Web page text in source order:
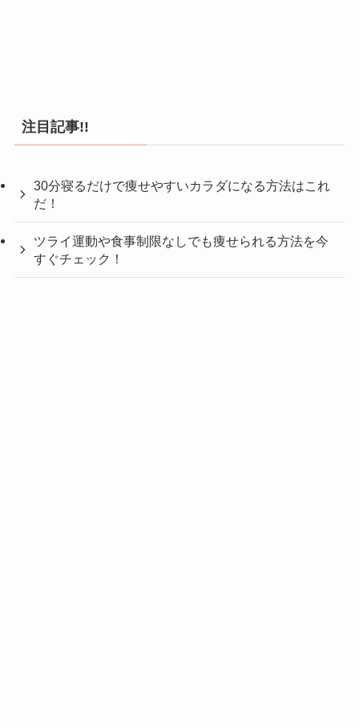
注目記事!!
30分寝るだけで痩せやすいカラダになる方法はこれ
だ！
ツライ運動や食事制限なしでも痩せられる方法を今
すぐチェック！